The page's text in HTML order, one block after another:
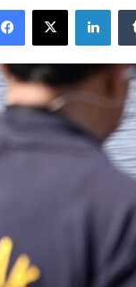
email
Facebook
X